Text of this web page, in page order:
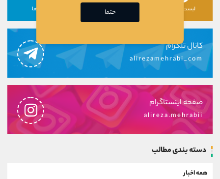
لیست رمزارزها لیست سهام ها دوره ها
کانال تلگرام
alirezamehrabi_com
صفحه اینستاگرام
alireza.mehrabii
دسته بندی مطالب
همه اخبار
حتما